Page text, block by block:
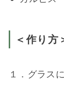
＜作り方
１．グラス